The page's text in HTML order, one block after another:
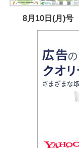
8月10日(月)号